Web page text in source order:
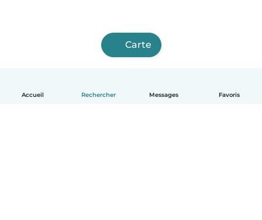
Accueil Rechercher Messages Favoris
Carte